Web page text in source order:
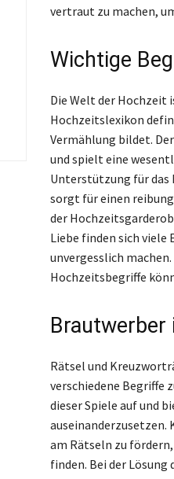
vertraut zu machen,
Wichtige
Die Welt der Hochzeit
Hochzeitslexikon
Vermählung bildet.
und spielt eine
Unterstützung für das
sorgt für einen
der
Liebe finden sich viele
unvergesslich
Hochzeitsbegriffe
Rätsel und
verschiedene Begriffe
dieser Spiele auf und
auseinanderzusetzen.
am Rätseln zu
finden. Bei der